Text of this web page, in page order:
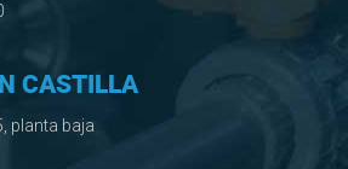
CASTILLA
planta baja